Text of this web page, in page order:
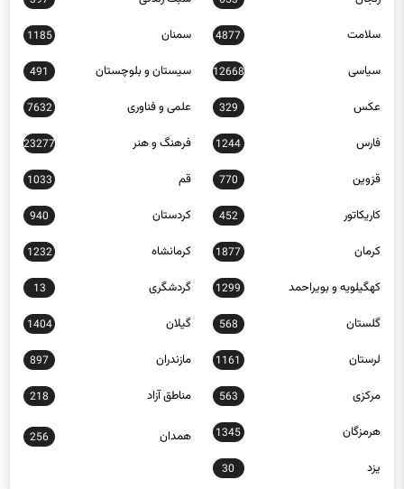
سلامت 4877 سمنان 1185
سیاسی 12668 سیستان و بلوچستان 491
عکس 329 علمی و فناوری 7632
فارس 1244 فرهنگ و هنر 23277
قزوین 770 قم 1033
کاریکاتور 452 کردستان 940
کرمان 1877 کرمانشاه 1232
کهگیلویه و بویراحمد 1299 گردشگری 13
گلستان 568 گیلان 1404
لرستان 1161 مازندران 897
مرکزی 563 مناطق آزاد 218
هرمزگان 1345 همدان 256
یزد 30